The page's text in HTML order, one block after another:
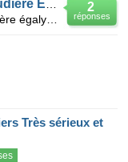
2
réponses
Très sérieux et